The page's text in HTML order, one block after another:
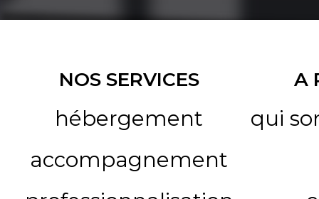
NOS SERVICES
hébergement
accompagnement
A
qui